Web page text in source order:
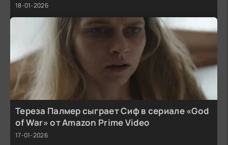
18-01-2026
Тереза Палмер сыграет Сиф в сериале «God
of War» от Amazon Prime Video
17-01-2026